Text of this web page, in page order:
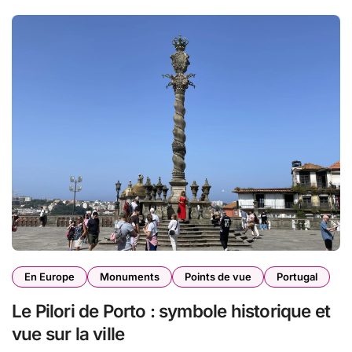
En Europe Monuments Points de vue Portugal
Le Pilori de Porto : symbole historique et
vue sur la ville